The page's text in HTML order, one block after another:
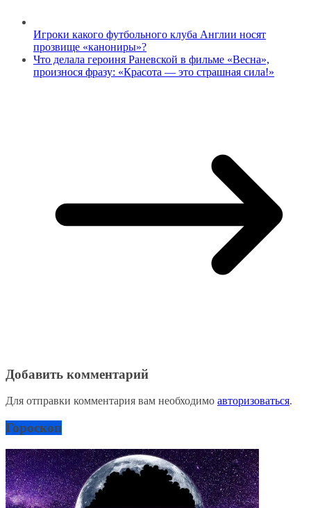
Игроки какого футбольного клуба Англии носят
прозвище «канониры»?
Что делала героиня Раневской в фильме «Весна»,
произнося фразу: «Красота — это страшная сила!»
Добавить комментарий
Для отправки комментария вам необходимо авторизоваться.
Гороскоп